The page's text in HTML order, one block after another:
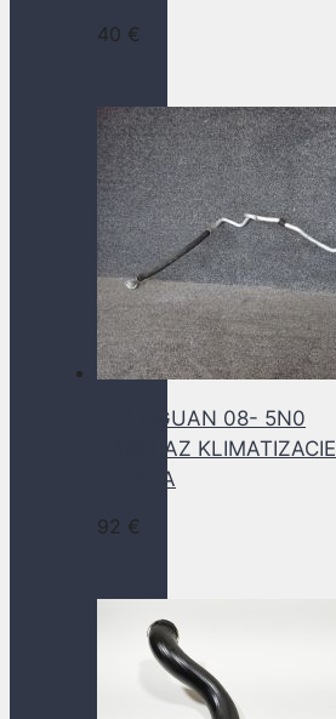
40 €
VW TIGUAN 08- 5N0
KABELAZ KLIMATIZACIE
HADICA
92 €